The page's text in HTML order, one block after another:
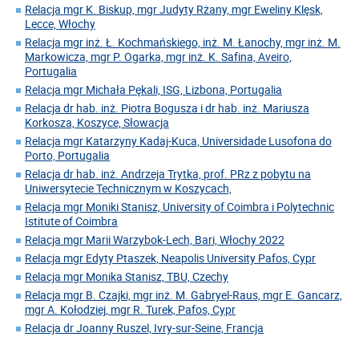
Relacja mgr K. Biskup, mgr Judyty Rżany, mgr Eweliny Klęsk,
Lecce, Włochy
Relacja mgr inż. Ł. Kochmańskiego, inż. M. Łanochy, mgr inż. M.
Markowicza, mgr P. Ogarka, mgr inż. K. Safina, Aveiro,
Portugalia
Relacja mgr Michała Pękali, ISG, Lizbona, Portugalia
Relacja dr hab. inż. Piotra Bogusza i dr hab. inż. Mariusza
Korkosza, Koszyce, Słowacja
Relacja mgr Katarzyny Kadaj-Kuca, Universidade Lusofona do
Porto, Portugalia
Relacja dr hab. inż. Andrzeja Trytka, prof. PRz z pobytu na
Uniwersytecie Technicznym w Koszycach,
Relacja mgr Moniki Stanisz, University of Coimbra i Polytechnic
Istitute of Coimbra
Relacja mgr Marii Warzybok-Lech, Bari, Włochy 2022
Relacja mgr Edyty Ptaszek, Neapolis University Pafos, Cypr
Relacja mgr Monika Stanisz, TBU, Czechy
Relacja mgr B. Czajki, mgr inż. M. Gabryel-Raus, mgr E. Gancarz,
mgr A. Kołodziej, mgr R. Turek, Pafos, Cypr
Relacja dr Joanny Ruszel, Ivry-sur-Seine, Francja